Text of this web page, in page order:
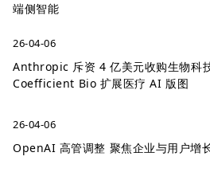
端侧智能
26-04-06
Anthropic 斥资 4 亿美元收购生物科
Coefficient Bio 扩展医疗 AI 版图
26-04-06
OpenAI 高管调整 聚焦企业与用户增